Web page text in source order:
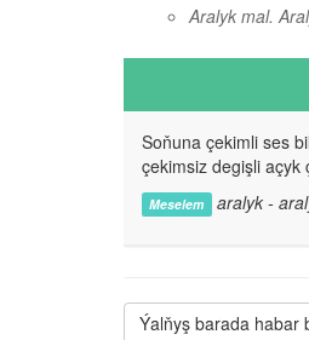
Aralyk mal.
Soňuna çekimli ses
çekimsiz degişli açyk
Meselem aralyk -
Ýalňyş barada habar